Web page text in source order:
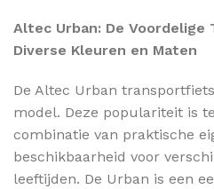
Altec Urban: De
Diverse Kleuren en Maten
De Altec Urban
model. Deze populariteit is
combinatie van praktische
beschikbaarheid voor
leeftijden. De Urban is een